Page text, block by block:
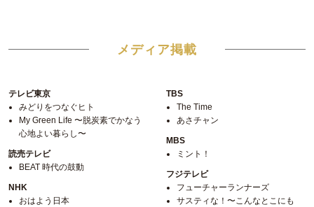
メディア掲載
テレビ東京
みどりをつなぐヒト
My Green Life 〜脱炭素でかなう
心地よい暮らし〜
読売テレビ
BEAT 時代の鼓動
NHK
おはよう日本
TBS
The Time
あさチャン
MBS
ミント！
フジテレビ
フューチャーランナーズ
サスティな！〜こんなとこにも